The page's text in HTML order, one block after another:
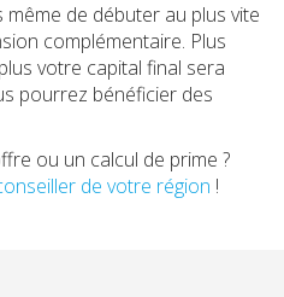
de débuter au plus vite
complémentaire. Plus
votre capital final sera
pourrez bénéficier des
ou un calcul de prime ?
de votre région !